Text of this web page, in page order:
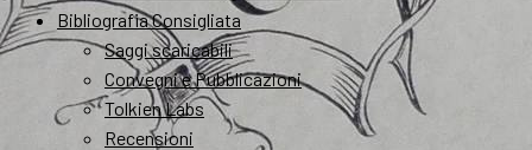
Bibliografia Consigliata
Saggi scaricabili
Convegni e Pubblicazioni
Tolkien Labs
Recensioni